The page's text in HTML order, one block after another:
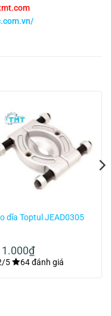
dĩa Toptul JEAD0305
₫
5 64 đánh giá